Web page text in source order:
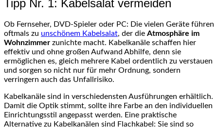
Tipp Nr. 1: Kabelsalat vermeiden
Ob Fernseher, DVD-Spieler oder PC: Die vielen Geräte führen
oftmals zu unschönem Kabelsalat, der die Atmosphäre im
Wohnzimmer zunichte macht. Kabelkanäle schaffen hier
effektiv und ohne großen Aufwand Abhilfe, denn sie
ermöglichen es, gleich mehrere Kabel ordentlich zu verstauen
und sorgen so nicht nur für mehr Ordnung, sondern
verringern auch das Unfallrisiko.
Kabelkanäle sind in verschiedensten Ausführungen erhältlich.
Damit die Optik stimmt, sollte ihre Farbe an den individuellen
Einrichtungsstil angepasst werden. Eine praktische
Alternative zu Kabelkanälen sind Flachkabel: Sie sind so